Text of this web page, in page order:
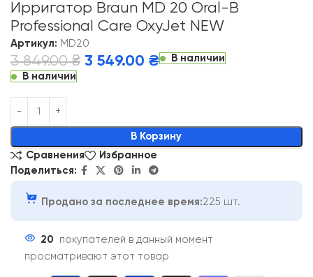
Ирригатор Braun MD 20 Oral-B
Professional Care OxyJet NEW
Артикул: MD20
3 849.00₴ 3 549.00 ₴
В наличии
В наличии
В Корзину
Alternative:
Сравнения
Избранное
Поделиться:
Продано за последнее время:225 шт.
20
покупателей в данный момент
просматривают этот товар